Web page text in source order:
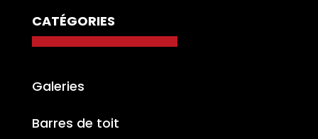
CATÉGORIES
Galeries
Barres de toit